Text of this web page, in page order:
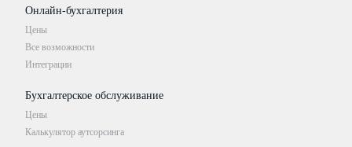
Онлайн-бухгалтерия
Цены
Все возможности
Интеграции
Бухгалтерское обслуживание
Цены
Калькулятор аутсорсинга